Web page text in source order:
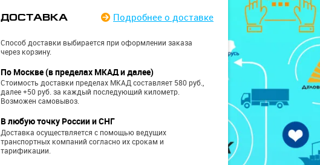
ДОСТАВКА Подробнее о доставке
Способ доставки выбирается при оформлении заказа
через корзину.
По Москве (в пределах МКАД и далее)
Стоимость доставки пределах МКАД составляет 580 руб.,
далее +50 руб. за каждый последующий километр.
Возможен самовывоз.
В любую точку России и СНГ
Доставка осуществляется с помощью ведущих
транспортных компаний согласно их срокам и
тарификации.